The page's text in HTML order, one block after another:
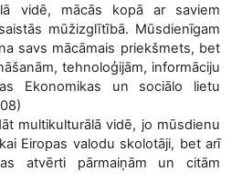
vidē, mācās kopā ar saviem
mūžizglītībā. Mūsdienīgam
savs mācāmais priekšmets, bet
tehnoloģijām, informāciju
Ekonomikas un sociālo lietu
multikulturālā vidē, jo mūsdienu
Eiropas valodu skolotāji, bet arī
atvērti pārmaiņām un citām